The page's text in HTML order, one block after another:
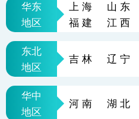
华东 上海 山东
福建
江西
地区
东北
吉林 辽宁
地区
华中
河南 湖北
地区